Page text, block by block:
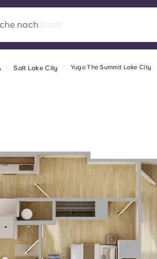
nachStadt
Eine neue Ära in Sachen
Partnerschaft Yugomit VCARB sorgt für
und unvergessliche Momente für die
English (US) Chinese
Salt Lake City Yugo The Summit Lake City